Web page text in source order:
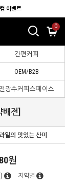
이벤트
0
간편커피
OEM/B2B
전광수커피스페이스
전]
일의 맛있는 산미
원
지역별